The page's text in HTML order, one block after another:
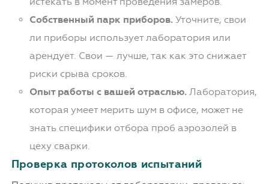
Собственный парк приборов.Уточните, свои
ли приборы использует лаборатория или
арендует. Свои — лучше, так как это снижает
риски срыва сроков.
Опыт работы с вашей отраслью.Лаборатория,
которая умеет мерить шум в офисе, может не
знать специфики отбора проб аэрозолей в
цеху сварки.
Проверка протоколов испытаний